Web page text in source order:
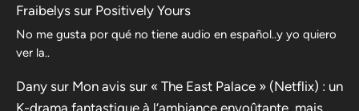
Fraibelys sur Positively Yours
No me gusta por qué no tiene audio en español..y yo quiero
ver la..
Dany sur Mon avis sur « The East Palace » (Netflix) : un